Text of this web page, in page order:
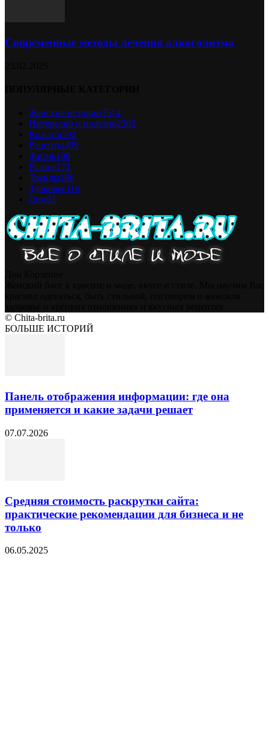
Современные методы лечения алкоголизма
Женские истории7514
Интересно и полезно2382
Красота592
Рецепты499
Жизнь180
Разное171
Тренды166
Здоровье116
Дом81
© Chita-brita.ru
БОЛЬШЕ ИСТОРИЙ
Панель отображения информации: где она
применяется и какие задачи решает
07.07.2026
Средняя стоимость раскрутки сайта:
практические рекомендации для бизнеса и не
только
06.05.2025